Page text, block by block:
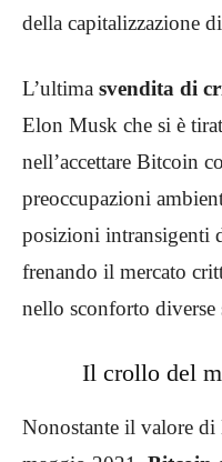
della capitalizzazione
L’ultima svendita di
Elon Musk che si è
nell’accettare Bitcoin
preoccupazioni
posizioni intransigenti
frenando il mercato
nello sconforto diverse
Il crollo del
Nonostante il valore